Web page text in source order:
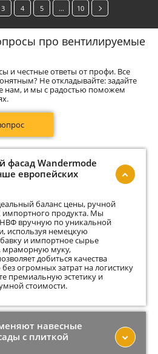
3 4 5 ... 10
фасад Wandermode
европейских
баланс цены, ручной
импортного продукта. Мы
вручную по уникальной
используя немецкую
и импортное сырье
мраморную муку,
добиться качества
огромных затрат на логистику
премиальную эстетику и
стоимости.
навесные
с плиткой
про вентилируемые
и честные ответы от профи. Все
Не откладывайте: задайте
нам, и мы с радостью поможем